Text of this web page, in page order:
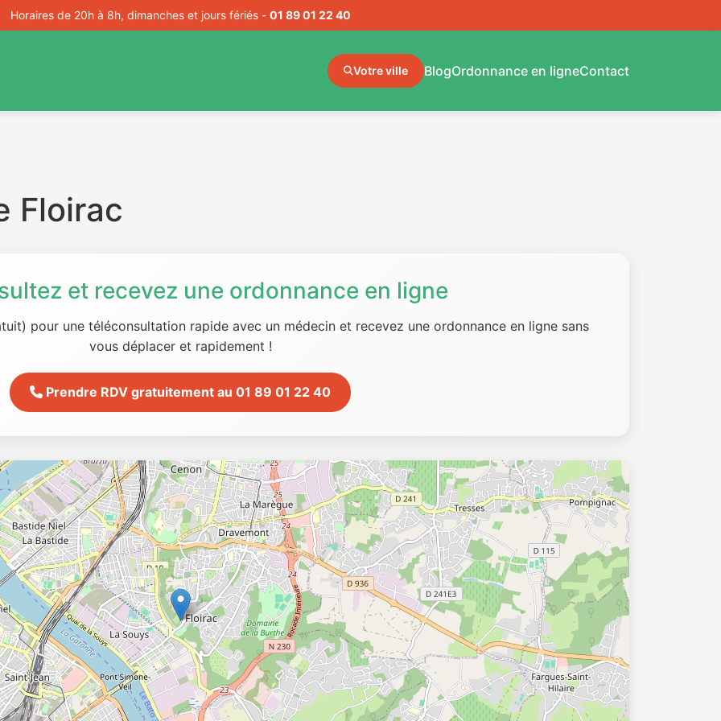
Horaires de 20h à 8h, dimanches et jours fériés - 01 89 01 22 40
Votre ville BlogOrdonnance en ligneContact
Floirac
et recevez une ordonnance en ligne
pour une téléconsultation rapide avec un médecin et recevez une ordonnance en ligne sans
vous déplacer et rapidement !
Prendre RDV gratuitement au 01 89 01 22 40